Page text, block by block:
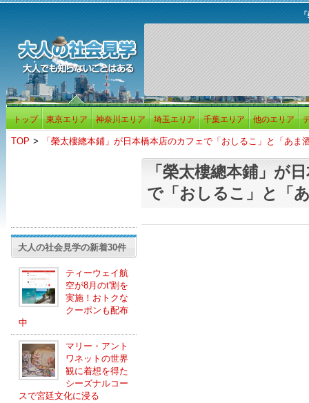
トップ 東京エリア 神奈川エリア 埼玉エリア 千葉エリア 他のエリア
TOP > 「榮太樓總本鋪」が日本橋本店のカフェで「おしるこ」と「あま
大人の社会見学の新着30件
ティーウェイ航
空が8月のt'割を
実施！おトクな
クーポンも配布
中
マリー・アント
ワネットの世界
観に着想を得た
シーズナルコー
スで宮廷文化に浸る
「榮太樓總本鋪」が
で「おしるこ」と「